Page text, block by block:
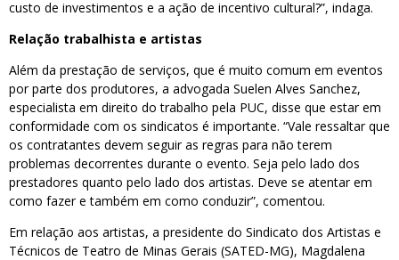
custo de investimentos e a ação de incentivo cultural?”, indaga.
Relação trabalhista e artistas
Além da prestação de serviços, que é muito comum em eventos
por parte dos produtores, a advogada Suelen Alves Sanchez,
especialista em direito do trabalho pela PUC, disse que estar em
conformidade com os sindicatos é importante. “Vale ressaltar que
os contratantes devem seguir as regras para não terem
problemas decorrentes durante o evento. Seja pelo lado dos
prestadores quanto pelo lado dos artistas. Deve se atentar em
como fazer e também em como conduzir”, comentou.
Em relação aos artistas, a presidente do Sindicato dos Artistas e
Técnicos de Teatro de Minas Gerais (SATED-MG), Magdalena